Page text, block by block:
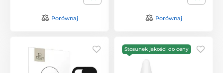
Porównaj Porównaj
Stosunek jakości do ceny